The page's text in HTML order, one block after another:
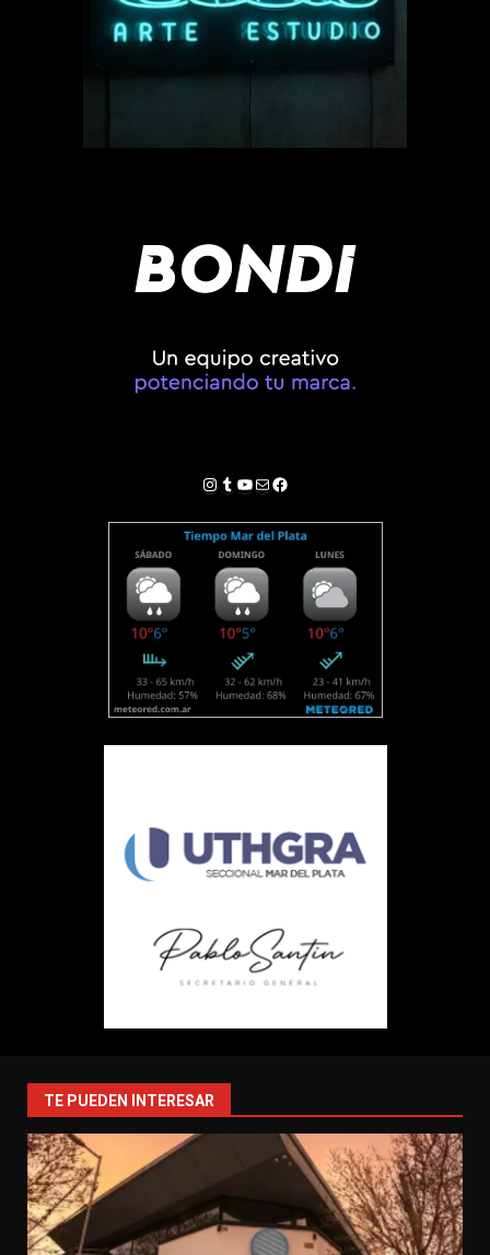
Instagram
Tumblr
YouTube
Correo electrónico
Facebook
TE PUEDEN INTERESAR